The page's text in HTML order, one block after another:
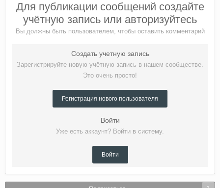
Для публикации сообщений создайте
учётную запись или авторизуйтесь
Вы должны быть пользователем, чтобы оставить комментарий
Создать учетную запись
Зарегистрируйте новую учётную запись в нашем сообществе.
Это очень просто!
Регистрация нового пользователя
Войти
Уже есть аккаунт? Войти в систему.
Войти